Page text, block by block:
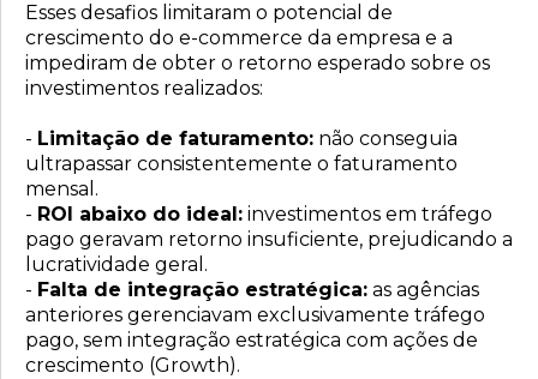
Esses desafios limitaram o potencial de
crescimento do e-commerce da empresa e a
impediram de obter o retorno esperado sobre os
investimentos realizados:
- Limitação de faturamento: não conseguia
ultrapassar consistentemente o faturamento
mensal.
- ROI abaixo do ideal: investimentos em tráfego
pago geravam retorno insuficiente, prejudicando a
lucratividade geral.
- Falta de integração estratégica: as agências
anteriores gerenciavam exclusivamente tráfego
pago, sem integração estratégica com ações de
crescimento (Growth).